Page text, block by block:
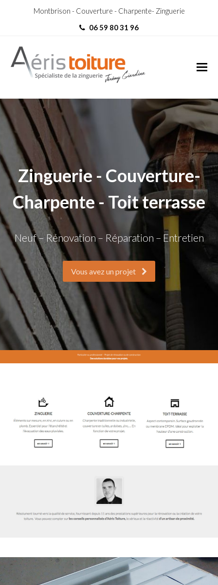
Montbrison - Couverture - Charpente- Zinguerie
06 59 80 31 96
Zingueur Saint-Galmier
Zinguerie - Couverture-
Charpente - Toit terrasse
Neuf – Rénovation – Réparation – Entretien
Vous avez un projet